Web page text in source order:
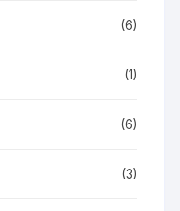
(6)
(1)
(6)
(3)